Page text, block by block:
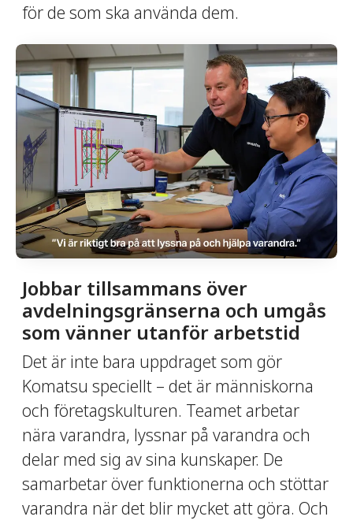
för de som ska använda dem.
Jobbar tillsammans över
avdelningsgränserna och umgås
som vänner utanför arbetstid
Det är inte bara uppdraget som gör
Komatsu speciellt – det är människorna
och företagskulturen. Teamet arbetar
nära varandra, lyssnar på varandra och
delar med sig av sina kunskaper. De
samarbetar över funktionerna och stöttar
varandra när det blir mycket att göra. Och